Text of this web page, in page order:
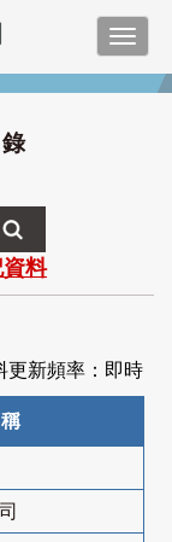
資料
更新頻率：即時